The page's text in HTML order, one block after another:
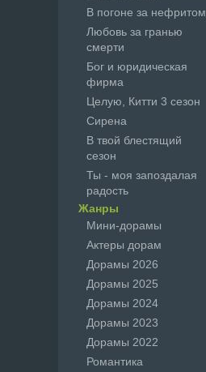
В погоне за нефритом
Любовь за гранью
смерти
Бог и юридическая
фирма
Целую, Китти 3 сезон
Сирена
В твой блестящий
сезон
Ты - моя запоздалая
радость
Жанры
Мини-дорамы
Актеры дорам
Дорамы 2026
Дорамы 2025
Дорамы 2024
Дорамы 2023
Дорамы 2022
Романтика